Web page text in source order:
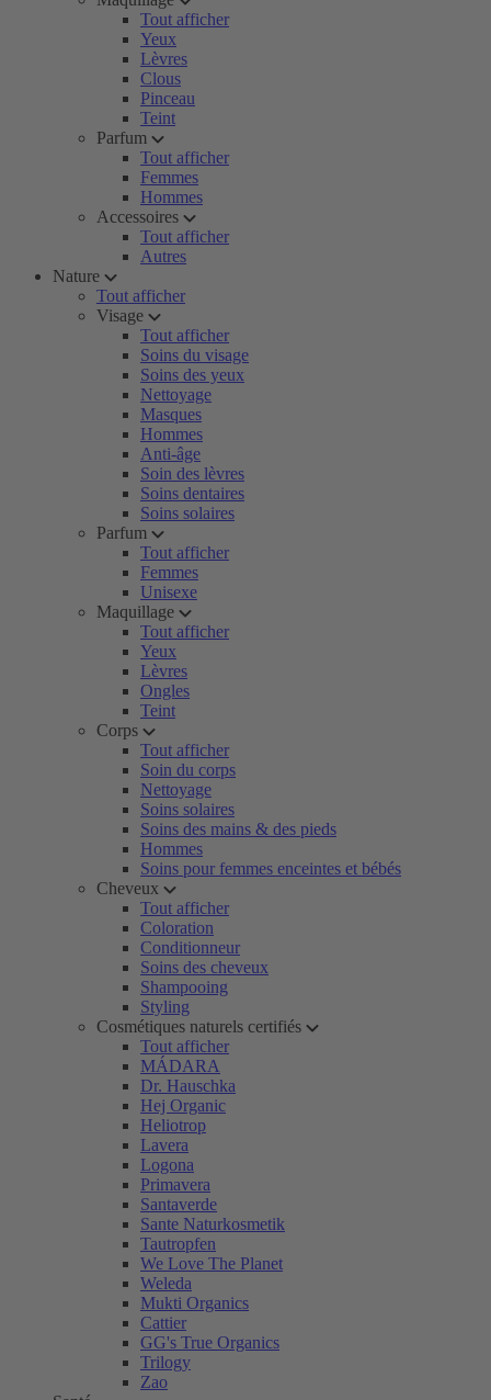
Tout afficher
Yeux
Lèvres
Clous
Pinceau
Teint
Parfum
Tout afficher
Femmes
Hommes
Accessoires
Tout afficher
Autres
Nature
Tout afficher
Visage
Tout afficher
Soins du visage
Soins des yeux
Nettoyage
Masques
Hommes
Anti-âge
Soin des lèvres
Soins dentaires
Soins solaires
Parfum
Tout afficher
Femmes
Unisexe
Maquillage
Tout afficher
Yeux
Lèvres
Ongles
Teint
Corps
Tout afficher
Soin du corps
Nettoyage
Soins solaires
Soins des mains & des pieds
Hommes
Soins pour femmes enceintes et bébés
Cheveux
Tout afficher
Coloration
Conditionneur
Soins des cheveux
Shampooing
Styling
Cosmétiques naturels certifiés
Tout afficher
MÁDARA
Dr. Hauschka
Hej Organic
Heliotrop
Lavera
Logona
Primavera
Santaverde
Sante Naturkosmetik
Tautropfen
We Love The Planet
Weleda
Mukti Organics
Cattier
GG's True Organics
Trilogy
Zao